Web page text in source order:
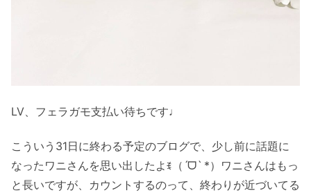
LV、フェラガモ支払い待ちです♩
こういう31日に終わる予定のブログで、少し前に話題に
なったワニさんを思い出したよꉂ（ˊᗜˋ *） ワニさんはもっ
と長いですが、カウントするのって、終わりが近づいてる